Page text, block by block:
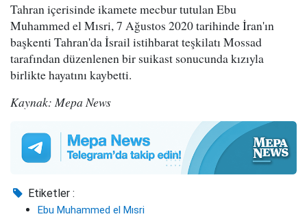
Tahran içerisinde ikamete mecbur tutulan Ebu
Muhammed el Mısri, 7 Ağustos 2020 tarihinde İran'ın
başkenti Tahran'da İsrail istihbarat teşkilatı Mossad
tarafından düzenlenen bir suikast sonucunda kızıyla
birlikte hayatını kaybetti.
Kaynak: Mepa News
Etiketler :
Ebu Muhammed el Mısri